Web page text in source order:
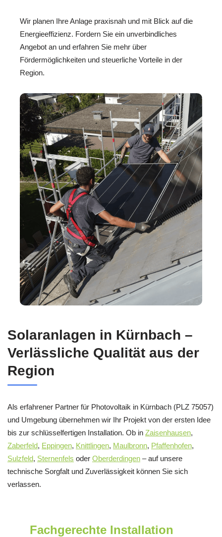
Wir planen Ihre Anlage praxisnah und mit Blick auf die
Energieeffizienz. Fordern Sie ein unverbindliches
Angebot an und erfahren Sie mehr über
Fördermöglichkeiten und steuerliche Vorteile in der
Region.
Solaranlagen in Kürnbach –
Verlässliche Qualität aus der
Region
Als erfahrener Partner für Photovoltaik in Kürnbach (PLZ 75057)
und Umgebung übernehmen wir Ihr Projekt von der ersten Idee
bis zur schlüsselfertigen Installation. Ob in Zaisenhausen,
Zaberfeld, Eppingen, Knittlingen, Maulbronn, Pfaffenhofen,
Sulzfeld, Sternenfels oder Oberderdingen – auf unsere
technische Sorgfalt und Zuverlässigkeit können Sie sich
verlassen.
Fachgerechte Installation